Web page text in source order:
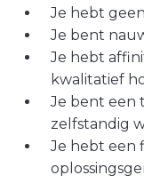
Je hebt
Je bent
Je hebt
kwalitatief
Je bent een
zelfstandig
Je hebt een